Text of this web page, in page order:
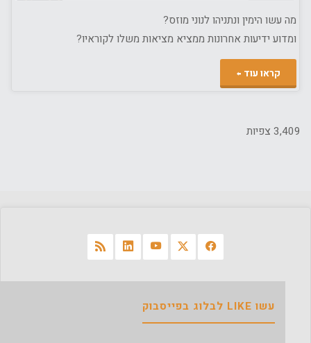
מה עשו הימין ונתניהו לנוני מוזס?
ומדוע ידיעות אחרונות ממציא מציאות משלו לקוראיו?
קראו עוד
סוף…
3,409 צפיות
עשו LIKE לבלוג בפייסבוק